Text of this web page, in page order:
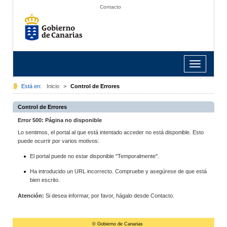
Contacto
Toggle
navigation
Está en: Inicio > Control de Errores
Control de Errores
Error 500: Página no disponible
Lo sentimos, el portal al que está intentado acceder no está disponible. Esto
puede ocurrir por varios motivos:
El portal puede no estar disponible "Temporalmente".
Ha introducido un URL incorrecto. Compruebe y asegúrese de que está
bien escrito.
Atención: Si desea informar, por favor, hágalo desde Contacto.
© Gobierno de Canarias